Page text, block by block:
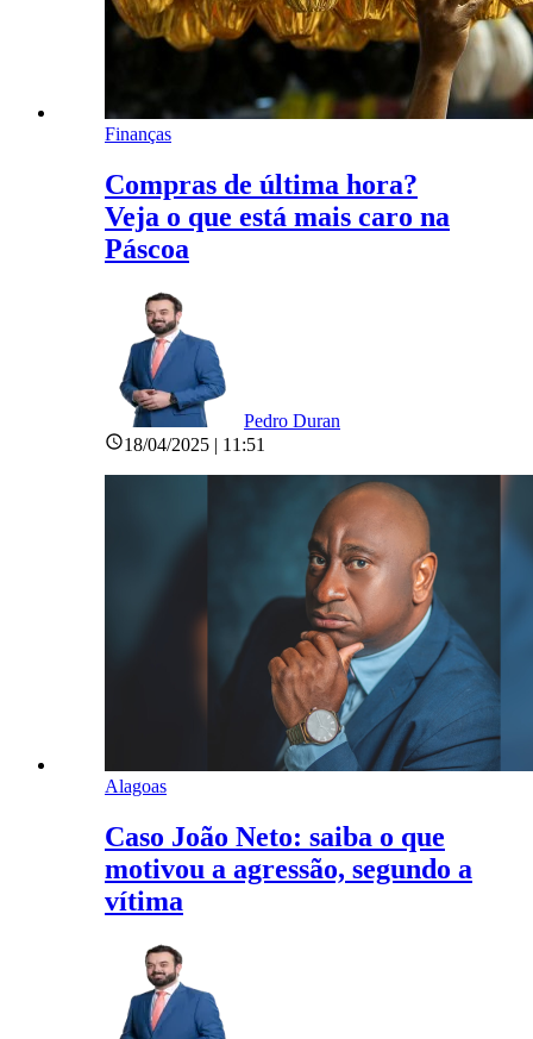
Finanças
Compras de última hora?
Veja o que está mais caro na
Páscoa
Pedro Duran
18/04/2025 | 11:51
Alagoas
Caso João Neto: saiba o que
motivou a agressão, segundo a
vítima